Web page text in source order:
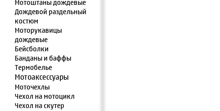
Мотоштаны дождевые
Дождевой раздельный
костюм
Моторукавицы
дождевые
Бейсболки
Банданы и баффы
Термобелье
Мотоаксессуары
Моточехлы
Чехол на мотоцикл
Чехол на скутер